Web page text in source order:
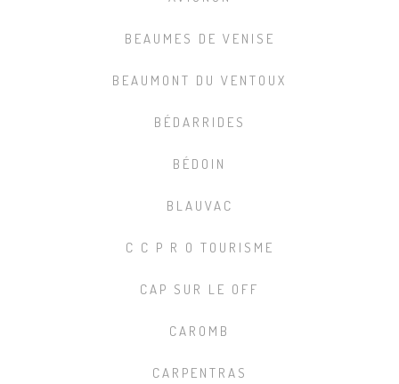
BEAUMES DE VENISE
BEAUMONT DU VENTOUX
BÉDARRIDES
BÉDOIN
BLAUVAC
C C P R O TOURISME
CAP SUR LE OFF
CAROMB
CARPENTRAS